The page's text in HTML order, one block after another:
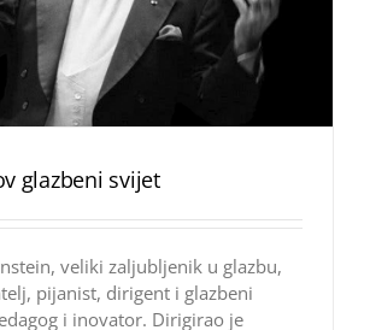
glazbeni svijet
veliki zaljubljenik u glazbu,
pijanist, dirigent i glazbeni
i inovator. Dirigirao je